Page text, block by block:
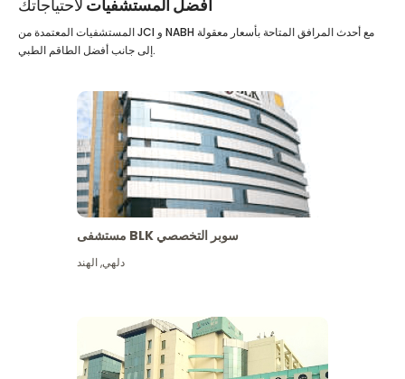
أفضل المستشفيات لاحتياجاتك
المستشفيات المعتمدة من JCI و NABH مع أحدث المرافق المتاحة بأسعار معقولة
إلى جانب أفضل الطاقم الطبي.
مستشفى BLK سوبر التخصصي
دلهي,الهند